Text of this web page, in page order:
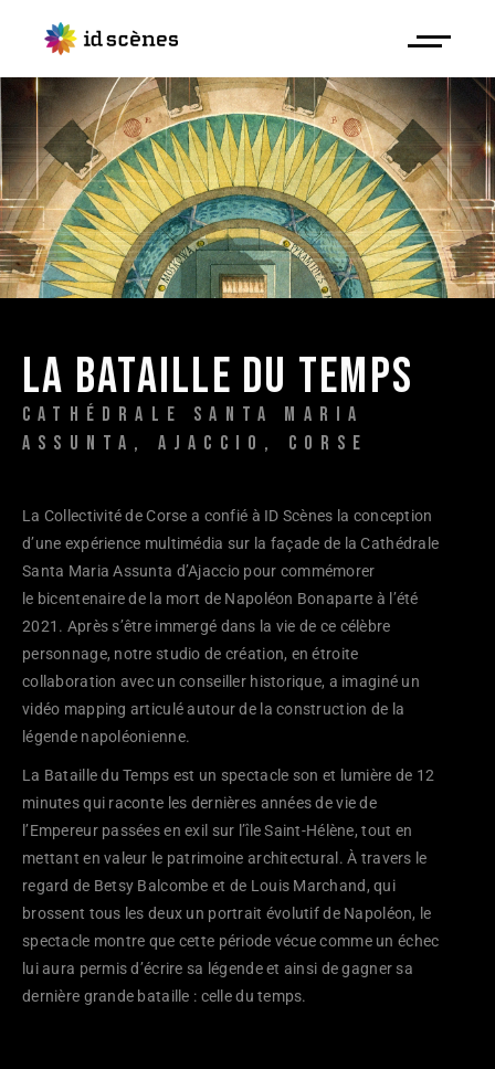
LA BATAILLE DU TEMPS
CATHÉDRALE SANTA
MARIA
ASSUNTA, AJACCIO, CORSE
La Collectivité de Corse a confié à ID Scènes la conception
d’une expérience multimédia sur la façade de la Cathédrale
Santa Maria Assunta d’Ajaccio pour commémorer
le bicentenaire de la mort de Napoléon Bonaparte à l’été
2021. Après s’être immergé dans la vie de ce célèbre
personnage, notre studio de création, en étroite
collaboration avec un conseiller historique, a imaginé un
vidéo mapping articulé autour de la construction de la
légende napoléonienne.
La Bataille du Temps est un spectacle son et lumière de 12
minutes qui raconte les dernières années de vie de
l’Empereur passées en exil sur l’île Saint-Hélène, tout en
mettant en valeur le patrimoine architectural. À travers le
regard de Betsy Balcombe et de Louis Marchand, qui
brossent tous les deux un portrait évolutif de Napoléon, le
spectacle montre que cette période vécue comme un échec
lui aura permis d’écrire sa légende et ainsi de gagner sa
dernière grande bataille : celle du temps.